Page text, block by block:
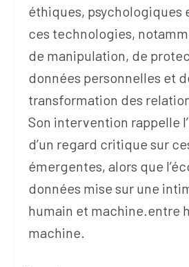
éthiques, psychologiques
ces technologies,
de manipulation, de
données personnelles et
transformation des
Son intervention rappelle
d’un regard critique sur
émergentes, alors que
données mise sur une
humain et machine.entre
machine.